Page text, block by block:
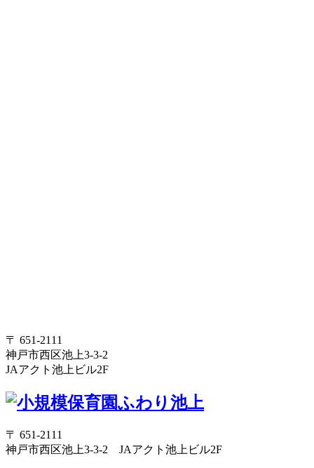
〒 651-2111
神戸市西区池上3-3-2
JAアクト池上ビル2F
〒 651-2111
神戸市西区池上3-3-2 JAアクト池上ビル2F